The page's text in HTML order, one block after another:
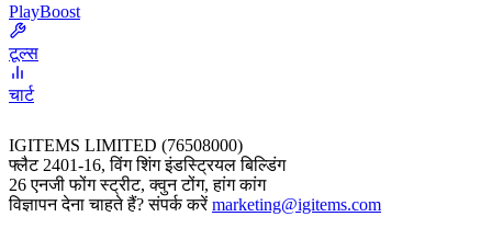
PlayBoost
टूल्स
चार्ट
IGITEMS LIMITED (76508000)
फ्लैट 2401-16, विंग शिंग इंडस्ट्रियल बिल्डिंग
26 एनजी फोंग स्ट्रीट, क्वुन टोंग, हांग कांग
विज्ञापन देना चाहते हैं? संपर्क करेंmarketing@igitems.com